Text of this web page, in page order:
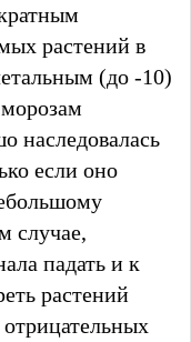
растений в
(до -10)
наследовалась
если оно
случае,
падать и к
растений